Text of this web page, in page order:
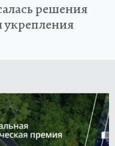
решения
укрепления